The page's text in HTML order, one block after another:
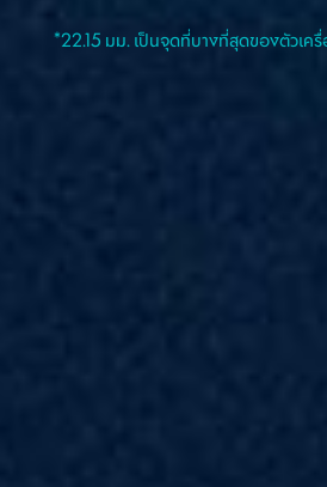
*22.15 มม. เป็นจุดที่บางที่สุดของตัวเค